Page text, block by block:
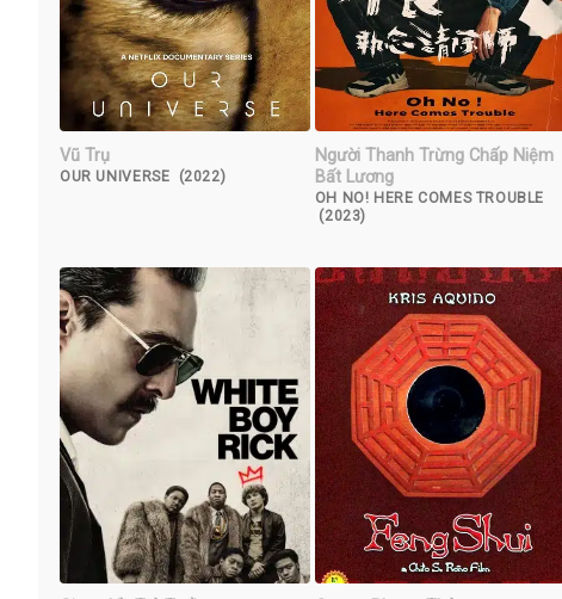
Vũ Trụ
OUR UNIVERSE (2022)
Người Thanh Trừng Chấp Niệm
Bất Lương
OH NO! HERE COMES TROUBLE
(2023)